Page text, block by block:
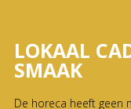
LOKAAL
SMAAK
De horeca heeft geen